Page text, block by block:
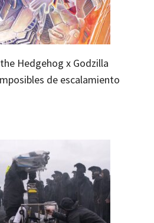
Hedgehog x Godzilla
de escalamiento